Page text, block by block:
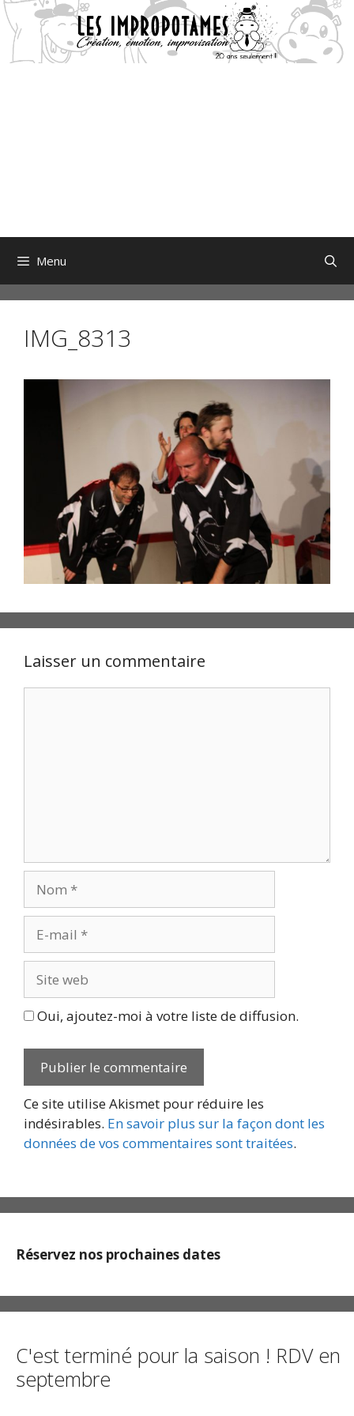
Aller
au
contenu
Menu
IMG_8313
Laisser un commentaire
mail
web
Oui, ajoutez-moi à votre liste de diffusion.
Ce site utilise Akismet pour réduire les
indésirables. En savoir plus sur la façon dont les
données de vos commentaires sont traitées.
Réservez nos prochaines dates
C'est terminé pour la saison ! RDV en
septembre